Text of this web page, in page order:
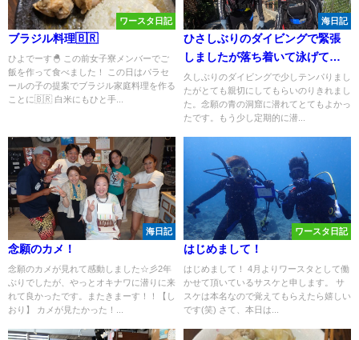
ワースタ日記
ブラジル料理🇧🇷
ひよでーす🐣 この前女子寮メンバーでご
飯を作って食べました！ この日はパラセ
ールの子の提案でブラジル家庭料理を作る
ことに🇧🇷 白米にもひと手...
海日記
ひさしぶりのダイビングで緊張
しましたが落ち着いて泳げてよ
かった。
久しぶりのダイビングで少しテンパりまし
たがとても親切にしてもらいのりきれまし
た。念願の青の洞窟に潜れてとてもよかっ
たです。もう少し定期的に潜...
海日記
念願のカメ！
念願のカメが見れて感動しました☆彡2年
ぶりでしたが、やっとオキナワに潜りに来
れて良かったです。またきまーす！！【し
おり】 カメが見たかった！...
ワースタ日記
はじめまして！
はじめまして！ 4月よりワースタとして働
かせて頂いているサスケと申します。 サ
スケは本名なので覚えてもらえたら嬉しい
です(笑) さて、本日は...